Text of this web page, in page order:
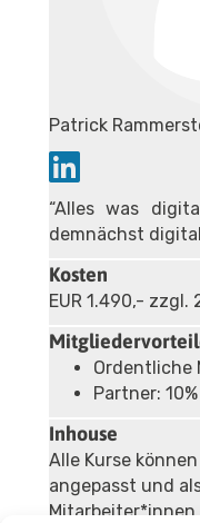
Patrick
“Alles was
demnächst
Kosten
EUR 1.490,- zzgl.
Ordentliche
Partner:
Inhouse
Alle Kurse
angepasst und
Mitarbeiter*innen